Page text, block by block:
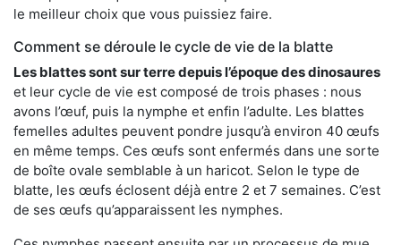
le meilleur choix que vous puissiez faire.
Comment se déroule le cycle de vie de la blatte
Les blattes sont sur terre depuis l’époque des dinosaures
et leur cycle de vie est composé de trois phases : nous
avons l’œuf, puis la nymphe et enfin l’adulte. Les blattes
femelles adultes peuvent pondre jusqu’à environ 40 œufs
en même temps. Ces œufs sont enfermés dans une sorte
de boîte ovale semblable à un haricot. Selon le type de
blatte, les œufs éclosent déjà entre 2 et 7 semaines. C’est
de ses œufs qu’apparaissent les nymphes.